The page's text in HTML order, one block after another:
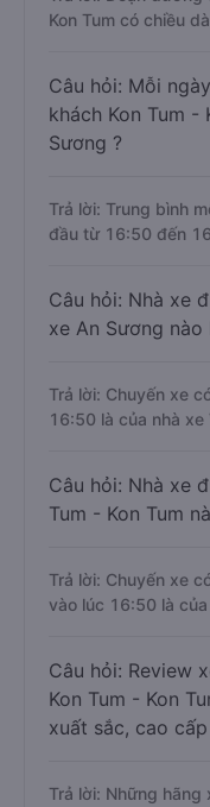
Kon Tum có chiều
Câu hỏi: Mỗi
khách Kon Tum -
Sương ?
Trả lời: Trung bình
đầu từ 16:50 đến
Câu hỏi: Nhà xe
xe An Sương nào
Trả lời: Chuyến xe
16:50 là của nhà xe
Câu hỏi: Nhà xe
Tum - Kon Tum
Trả lời: Chuyến xe
vào lúc 16:50 là
Câu hỏi: Review
Kon Tum - Kon
xuất sắc, cao
Trả lời: Những hãng